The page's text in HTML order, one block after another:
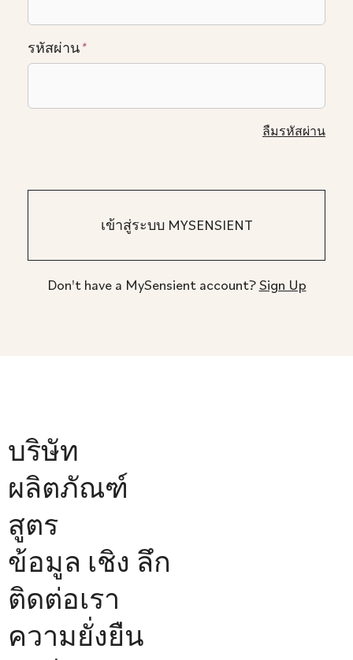
รหัสผ่าน *
ลืมรหัสผ่าน
Don't have a MySensient account?Sign Up
บริษัท
ผลิตภัณฑ์
สูตร
ข้อมูล เชิง ลึก
ติดต่อเรา
ความยั่งยืน